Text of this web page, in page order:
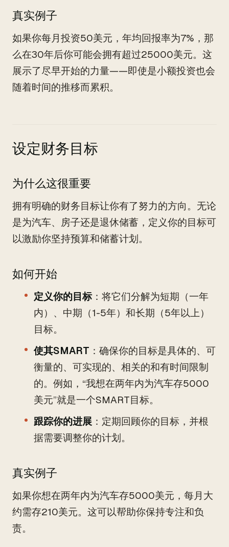
真实例子
如果你每月投资50美元，年均回报率为7%，那
么在30年后你可能会拥有超过25000美元。这
展示了尽早开始的力量——即使是小额投资也会
随着时间的推移而累积。
设定财务目标
为什么这很重要
拥有明确的财务目标让你有了努力的方向。无论
是为汽车、房子还是退休储蓄，定义你的目标可
以激励你坚持预算和储蓄计划。
如何开始
定义你的目标：将它们分解为短期（一年
内）、中期（1-5年）和长期（5年以上）
目标。
使其SMART ：确保你的目标是具体的、可
衡量的、可实现的、相关的和有时间限制
的。例如，“我想在两年内为汽车存5000
美元”就是一个SMART目标。
跟踪你的进展 ：定期回顾你的目标，并根
据需要调整你的计划。
真实例子
如果你想在两年内为汽车存5000美元，每月大
约需存210美元。这可以帮助你保持专注和负
责。